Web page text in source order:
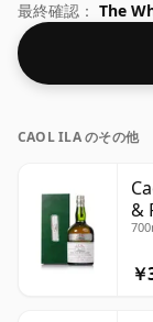
年になります。
ール度数は許容
詰めされていま
最終確認： The
CAOL ILA のその他
&